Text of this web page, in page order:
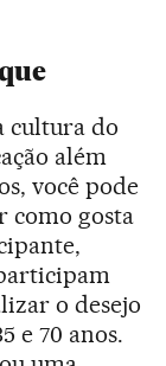
cultura do
além
você pode
como gosta
o desejo
e 70 anos.